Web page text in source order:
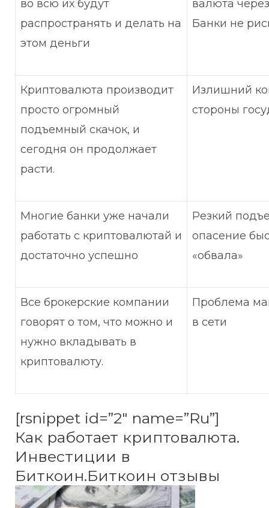
во всю их будут
распространять и делать на
этом деньги
валюта
Банки не
Криптовалюта производит
просто огромный
подъемный скачок, и
сегодня он продолжает
расти.
Излишний
стороны
Многие банки уже начали
работать с криптовалютай и
достаточно успешно
Резкий
опасение
«обвала»
Все брокерские компании
говорят о том, что можно и
нужно вкладывать в
криптовалюту.
Проблема
в сети
[rsnippet id=”2″ name=”Ru”]
Как работает криптовалюта.
Инвестиции в
Биткоин.Биткоин отзывы